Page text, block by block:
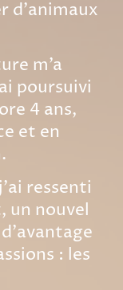
d'animaux
m’a
poursuivi
4 ans,
et en
ressenti
un nouvel
: les